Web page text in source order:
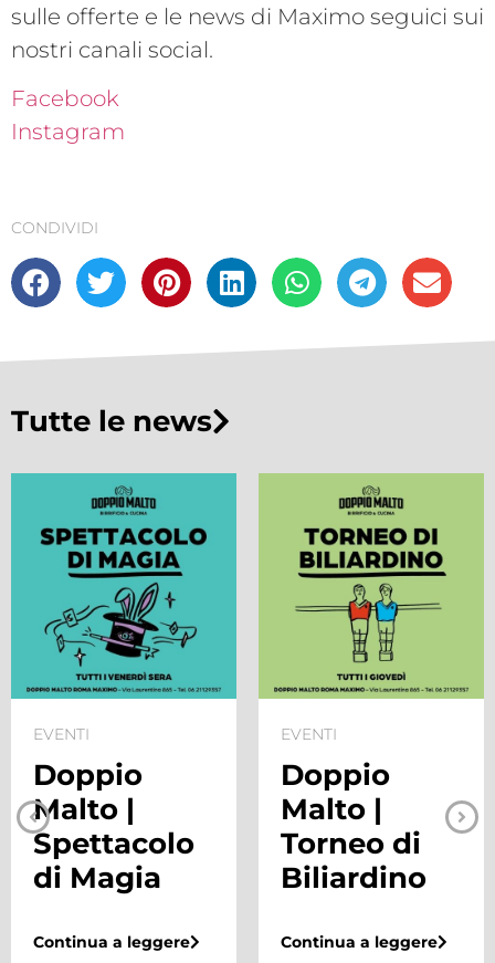
sulle offerte e le news di Maximo seguici sui
nostri canali social.
Facebook
Instagram
CONDIVIDI
Tutte le news
EVENTI
Doppio
Malto |
Spettacolo
di Magia
Continua a leggere
EVENTI
Doppio
Malto |
Torneo di
Biliardino
Continua a leggere